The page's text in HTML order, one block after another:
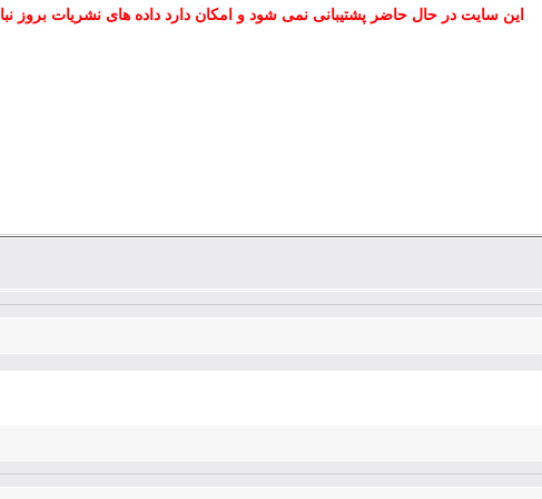
این سایت در حال حاضر پشتیبانی نمی شود و امکان دارد داده های نشریات بروز